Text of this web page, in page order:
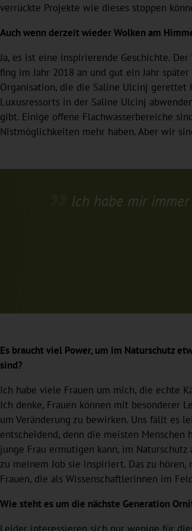
verrückte Projekte wie dieses stoppen
Auch wenn derzeit wieder Wolken am
Ja, es ist eine inspirierende Geschichte.
fing im Jahr 2018 an und gut ein Jahr
Organisation, die die Saline Ulcinj gerettet
Luxusressorts in der Saline Ulcinj
gibt. Einige offene Flachwasserbereiche
Nistmöglichkeiten mehr haben. Aber wir
Ich habe mir
Es braucht viel Power, um im Naturschutz
sind?
Ich habe viele Frauen um mich, die echte
Ich denke, Frauen können mit besonderer
um Veränderung zu bewirken. Uns fällt es
entscheidend, denn die meisten
junge Frau ermutigen kann, im
zu meinem Job sie inspiriert. Das zu
Frauen, die als Wissenschaftlerinnen im
Wie steht es um die nächste Generation